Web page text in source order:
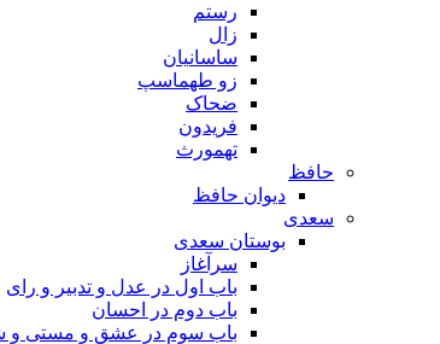
رستم
زال
ساسانیان
زو طهماسپ‏
ضحاک
فریدون
تهمورث
حافظ
دیوان حافظ
سعدی
بوستان سعدی
سرآغاز
باب اول در عدل و تدبیر و رای
باب دوم در احسان
باب سوم در عشق و مستی و